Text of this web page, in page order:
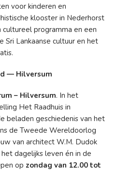
voor kinderen en
klooster in Nederhorst
programma en een
Sri Lankaanse cultuur en het
— Hilversum
– Hilversum. In het
Het Raadhuis in
beladen geschiedenis van het
de Tweede Wereldoorlog
van architect W.M. Dudok
dagelijks leven én in de
op zondag van 12.00 tot